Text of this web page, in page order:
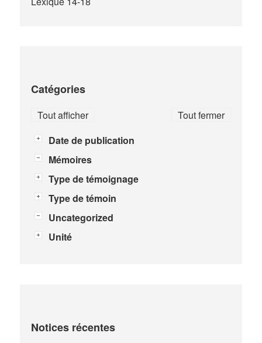
Catégories
Tout fermer
Tout afficher
Date de publication
Mémoires
Type de témoignage
Type de témoin
Uncategorized
Unité
Notices récentes